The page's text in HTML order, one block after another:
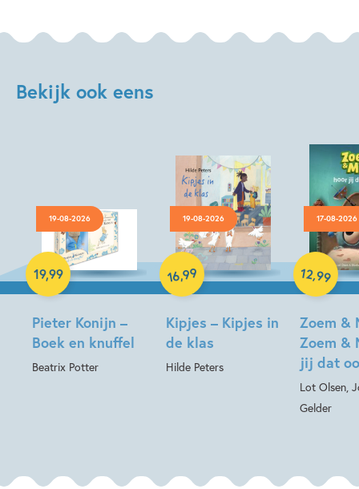
Bekijk ook eens
19-08-2026
Pieter Konijn –
Boek en knuffel
Beatrix Potter
19,99
Hardcover
19-08-2026
Kipjes – Kipjes in
de klas
Hilde Peters
16,99
Hardcover
17-08-2026
Zoem &
Zoem &
jij dat
Lot Olsen,
Gelder
12,99
Hardcover